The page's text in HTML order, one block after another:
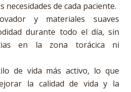
necesidades de cada paciente.
y materiales suaves
durante todo el día, sin
en la zona torácica ni
de vida más activo, lo que
la calidad de vida y la